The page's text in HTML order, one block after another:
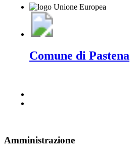
Comune di Pastena
Amministrazione